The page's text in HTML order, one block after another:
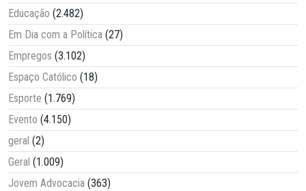
Educação (2.482)
Em Dia com a Política (27)
Empregos (3.102)
Espaço Católico (18)
Esporte (1.769)
Evento (4.150)
geral (2)
Geral (1.009)
Jovem Advocacia (363)